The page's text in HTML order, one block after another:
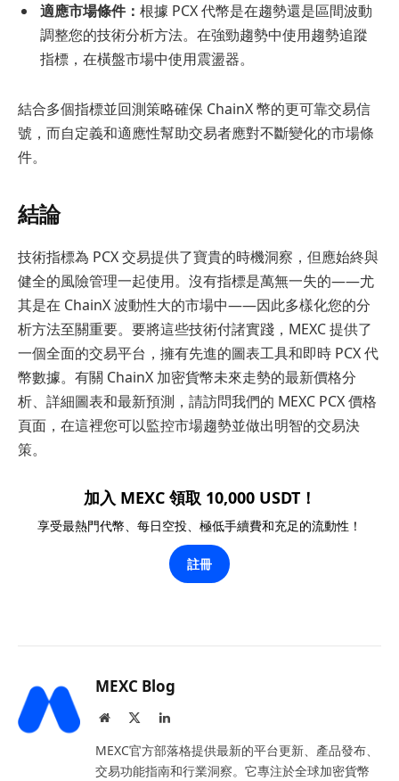
適應市場條件： 根據 PCX 代幣是在趨勢還是區間波動
調整您的技術分析方法。在強勁趨勢中使用趨勢追蹤
指標，在橫盤市場中使用震盪器。
結合多個指標並回測策略確保 ChainX 幣的更可靠交易信
號，而自定義和適應性幫助交易者應對不斷變化的市場條
件。
結論
技術指標為 PCX 交易提供了寶貴的時機洞察，但應始終與
健全的風險管理一起使用。沒有指標是萬無一失的——尤
其是在 ChainX 波動性大的市場中——因此多樣化您的分
析方法至關重要。要將這些技術付諸實踐，MEXC 提供了
一個全面的交易平台，擁有先進的圖表工具和即時 PCX 代
幣數據。有關 ChainX 加密貨幣未來走勢的最新價格分
析、詳細圖表和最新預測，請訪問我們的 MEXC PCX 價格
頁面，在這裡您可以監控市場趨勢並做出明智的交易決
策。
加入 MEXC 領取 10,000 USDT！
享受最熱門代幣、每日空投、極低手續費和充足的流動性！
註冊
MEXC Blog
Website LinkedIn
MEXC官方部落格提供最新的平台更新、產品發布、
交易功能指南和行業洞察。它專注於全球加密貨幣